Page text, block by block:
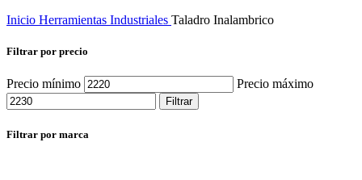
Inicio Herramientas Industriales Taladro Inalambrico
Filtrar por precio
Precio mínimo Precio máximo
Filtrar
Filtrar por marca